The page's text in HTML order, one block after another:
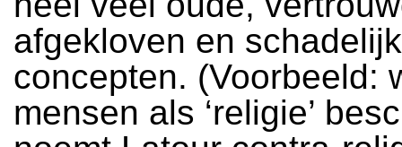
afgekloven en
concepten. (Voorbeeld:
mensen als ‘religie’